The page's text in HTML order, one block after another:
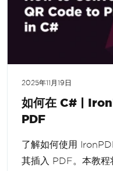
2025年11月19日
如何在 C# |
PDF
了解如何使用
其插入 PDF。本教程